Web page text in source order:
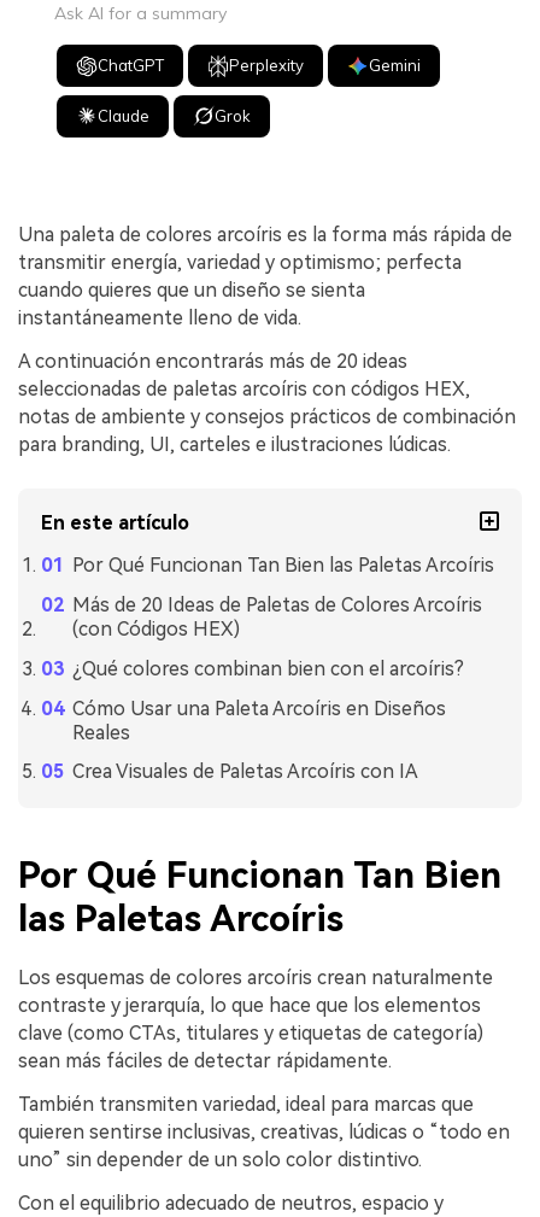
Ask AI for a summary
ChatGPT Perplexity Gemini
Claude Grok
Una paleta de colores arcoíris es la forma más rápida de
transmitir energía, variedad y optimismo; perfecta
cuando quieres que un diseño se sienta
instantáneamente lleno de vida.
A continuación encontrarás más de 20 ideas
seleccionadas de paletas arcoíris con códigos HEX,
notas de ambiente y consejos prácticos de combinación
para branding, UI, carteles e ilustraciones lúdicas.
En este artículo
Por Qué Funcionan Tan Bien las Paletas Arcoíris
Más de 20 Ideas de Paletas de Colores Arcoíris
(con Códigos HEX)
¿Qué colores combinan bien con el arcoíris?
Cómo Usar una Paleta Arcoíris en Diseños
Reales
Crea Visuales de Paletas Arcoíris con IA
Por Qué Funcionan Tan Bien
las Paletas Arcoíris
Los esquemas de colores arcoíris crean naturalmente
contraste y jerarquía, lo que hace que los elementos
clave (como CTAs, titulares y etiquetas de categoría)
sean más fáciles de detectar rápidamente.
También transmiten variedad, ideal para marcas que
quieren sentirse inclusivas, creativas, lúdicas o “todo en
uno” sin depender de un solo color distintivo.
Con el equilibrio adecuado de neutros, espacio y